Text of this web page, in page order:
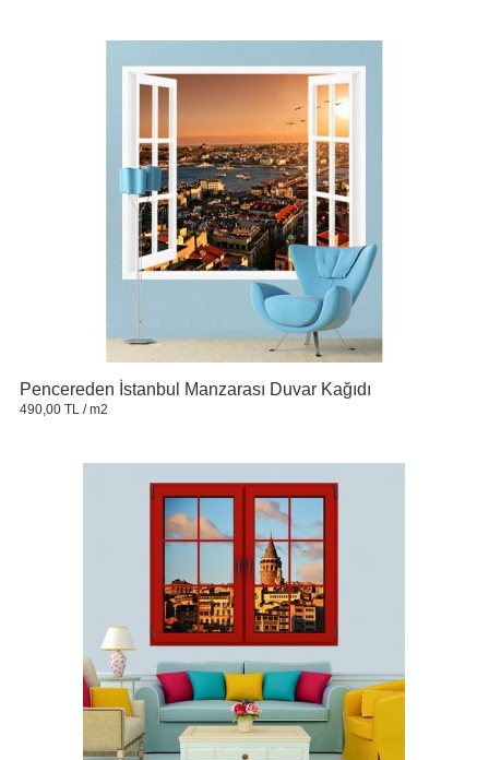
Pencereden İstanbul Manzarası Duvar Kağıdı
490,00 TL / m2